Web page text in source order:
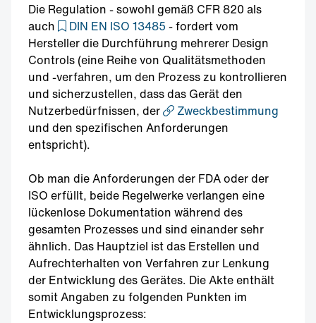
Die Regulation - sowohl gemäß CFR 820 als
auch
DIN EN ISO 13485 - fordert vom
Hersteller die Durchführung mehrerer Design
Controls (eine Reihe von Qualitätsmethoden
und -verfahren, um den Prozess zu kontrollieren
und sicherzustellen, dass das Gerät den
Nutzerbedürfnissen, der
Zweckbestimmung
und den spezifischen Anforderungen
entspricht).
Ob man die Anforderungen der FDA oder der
ISO erfüllt, beide Regelwerke verlangen eine
lückenlose Dokumentation während des
gesamten Prozesses und sind einander sehr
ähnlich. Das Hauptziel ist das Erstellen und
Aufrechterhalten von Verfahren zur Lenkung
der Entwicklung des Gerätes. Die Akte enthält
somit Angaben zu folgenden Punkten im
Entwicklungsprozess: